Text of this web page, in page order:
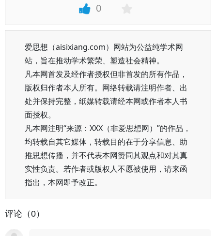
0
爱思想（aisixiang.com）网站为公益纯学术网
站，旨在推动学术繁荣、塑造社会精神。
凡本网首发及经作者授权但非首发的所有作品，
版权归作者本人所有。网络转载请注明作者、出
处并保持完整，纸媒转载请经本网或作者本人书
面授权。
凡本网注明“来源：XXX（非爱思想网）”的作品，
均转载自其它媒体，转载目的在于分享信息、助
推思想传播，并不代表本网赞同其观点和对其真
实性负责。若作者或版权人不愿被使用，请来函
指出，本网即予改正。
评论（0）